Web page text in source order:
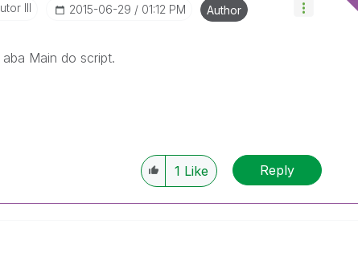
III ‎2015-06-29 01:12 PM Author
Main do script.
1 Like Reply